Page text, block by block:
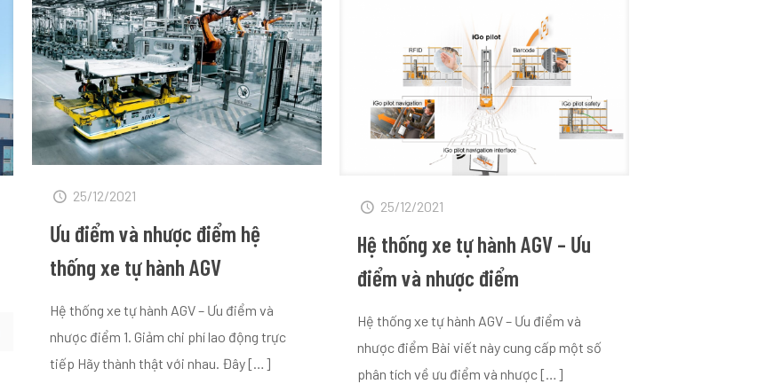
25/12/2021
Ưu điểm và nhược điểm hệ
thống xe tự hành AGV
Hệ thống xe tự hành AGV – Ưu điểm và
nhược điểm 1. Giảm chi phí lao động trực
tiếp Hãy thành thật với nhau. Đây[…]
25/12/2021
Hệ thống xe tự hành AGV – Ưu
điểm và nhược điểm
Hệ thống xe tự hành AGV – Ưu điểm và
nhược điểm Bài viết này cung cấp một số
phân tích về ưu điểm và nhược[…]